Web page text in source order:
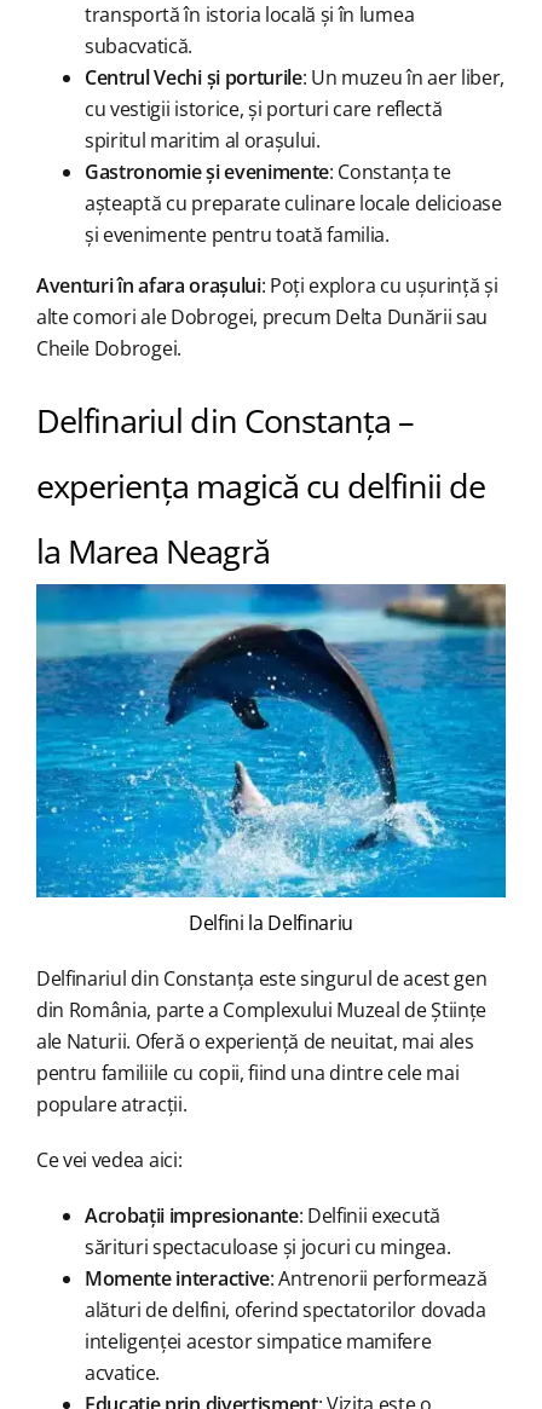
transportă în istoria locală și în lumea
subacvatică.
Centrul Vechi și porturile: Un muzeu în aer liber,
cu vestigii istorice, și porturi care reflectă
spiritul maritim al orașului.
Gastronomie și evenimente: Constanța te
așteaptă cu preparate culinare locale delicioase
și evenimente pentru toată familia.
Aventuri în afara orașului: Poți explora cu ușurință și
alte comori ale Dobrogei, precum Delta Dunării sau
Cheile Dobrogei.
Delfinariul din Constanța –
experiența magică cu delfinii de
la Marea Neagră
Delfini la Delfinariu
Delfinariul din Constanța este singurul de acest gen
din România, parte a Complexului Muzeal de Științe
ale Naturii. Oferă o experiență de neuitat, mai ales
pentru familiile cu copii, fiind una dintre cele mai
populare atracții.
Ce vei vedea aici:
Acrobații impresionante: Delfinii execută
sărituri spectaculoase și jocuri cu mingea.
Momente interactive: Antrenorii performează
alături de delfini, oferind spectatorilor dovada
inteligenței acestor simpatice mamifere
acvatice.